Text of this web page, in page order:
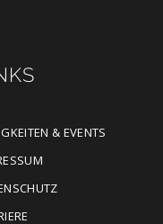
& EVENTS